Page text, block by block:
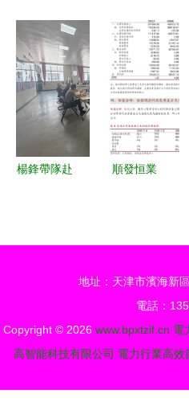
危廢清潔處
置與電力節
能技術創
新，有機危
廢高效焚燒
項目正式啟
何讓研發人
員跑市場，
驅動電力行
業高效節能
技術革新
楊鋒帶隊赴
順發恒業
技術研發
地址：天津市濱海新
電話：
Copyright © 2026 www.bpxtzif.cn 電
高智能科技有限公司 電力行業高效